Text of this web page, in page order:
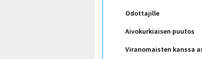
Odottajille
Aivokurkiaisen puutos
Viranomaisten kanssa